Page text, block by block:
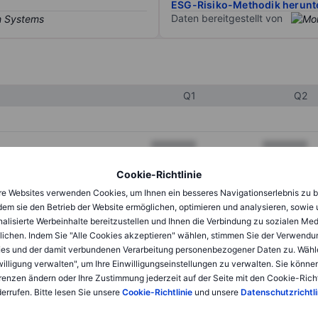
Cookie-Richtlinie
Websites verwenden Cookies, um Ihnen ein besseres Navigationserlebnis zu
sie den Betrieb der Website ermöglichen, optimieren und analysieren, sowie
Werbeinhalte bereitzustellen und Ihnen die Verbindung zu sozialen
Indem Sie "Alle Cookies akzeptieren" wählen, stimmen Sie der
und der damit verbundenen Verarbeitung personenbezogener Daten zu.
verwalten", um Ihre Einwilligungseinstellungen zu verwalten. Sie
ändern oder Ihre Zustimmung jederzeit auf der Seite mit den Cookie-
Bitte lesen Sie unsere Cookie-Richtlinieund unsere
ESG-Risiko-Methodik
Daten bereitgestellt von
Q1 Q2
XXXXXXX XXXXXXX
XXXXXXX
XXXXXXX XXXXXXX
XXXXXXX XXXXXXX
XXXXXXX XXXXXXX